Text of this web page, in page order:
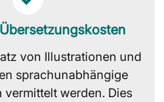
von Illustrationen und
sprachunabhängige
vermittelt werden. Dies